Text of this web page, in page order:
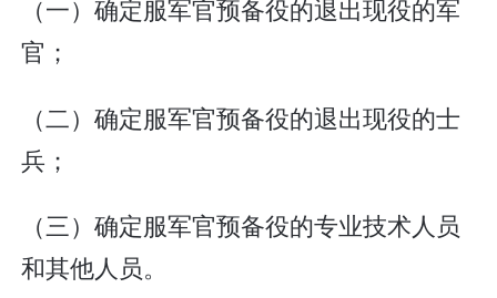
（一）确定服军官预备役的退出现役的军
官；
（二）确定服军官预备役的退出现役的士
兵；
（三）确定服军官预备役的专业技术人员
和其他人员。